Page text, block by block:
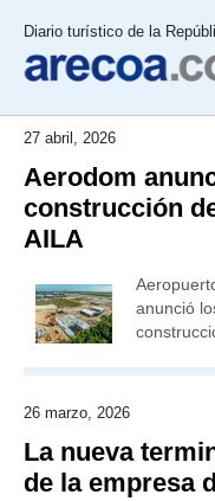
Diario turístico de la
27 abril, 2026
Aerodom
construcción
AILA
anunció
26 marzo, 2026
La nueva
de la empresa